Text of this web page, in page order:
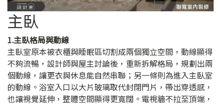
主臥
1.主臥格局與動線
主臥室原本被衣櫃與睡眠區切割成兩個獨立空間，動線顯得
不夠流暢，設計師與屋主討論後，重新拆解格局，規劃出兩
個動線，讓更衣與休息能自然串聯；另一條則為進入主臥室
的動線。浴室入口以大片玻璃取代封閉門片，帶出穿透感，
也讓視覺延伸，整體空間顯得更寬闊。電視牆不拉至頂端，